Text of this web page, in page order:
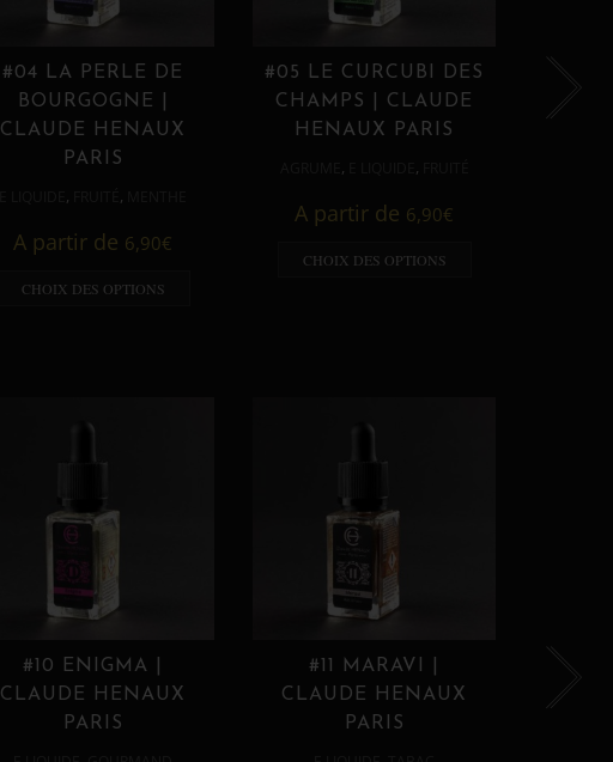
#04 LA PERLE DE
BOURGOGNE |
CLAUDE HENAUX
PARIS
, ,
A partir de 6,90€
CHOIX DES OPTIONS
#05 LE CURCUBI DES
CHAMPS | CLAUDE
HENAUX PARIS
, ,
A partir de 6,90€
CHOIX DES OPTIONS
#10 ENIGMA |
CLAUDE HENAUX
PARIS
#11 MARAVI |
CLAUDE HENAUX
PARIS